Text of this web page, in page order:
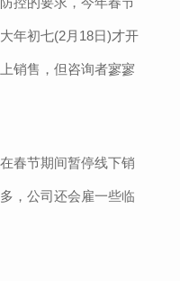
年初七(2月18日)才开
销售，但咨询者寥寥
春节期间暂停线下销
，公司还会雇一些临